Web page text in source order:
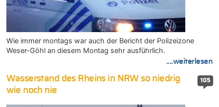
Wie immer montags war auch der Bericht der Polizeizone
Weser-Göhl an diesem Montag sehr ausführlich.
....weiterlesen
105
Wasserstand des Rheins in NRW so niedrig
wie noch nie